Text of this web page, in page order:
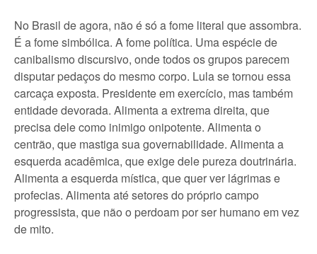
No Brasil de agora, não é só a fome literal que assombra.
É a fome simbólica. A fome política. Uma espécie de
canibalismo discursivo, onde todos os grupos parecem
disputar pedaços do mesmo corpo. Lula se tornou essa
carcaça exposta. Presidente em exercício, mas também
entidade devorada. Alimenta a extrema direita, que
precisa dele como inimigo onipotente. Alimenta o
centrão, que mastiga sua governabilidade. Alimenta a
esquerda acadêmica, que exige dele pureza doutrinária.
Alimenta a esquerda mística, que quer ver lágrimas e
profecias. Alimenta até setores do próprio campo
progressista, que não o perdoam por ser humano em vez
de mito.